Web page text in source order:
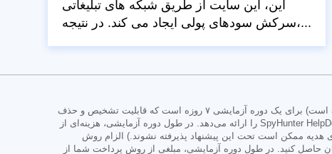
این، این سایت از طریق شبکه های تبلیغاتی
سرکش سودهای پولی ایجاد می کند. در نتیجه،...
نسخه آزمایشی SpyHunter برای SpyHunter Pro یا SpyHunter برای مک است و شامل چندین دستگاه (همانطور که در صفحه تبلیغات/خرید ذکر شده است) برای یک دوره آزمایشی ۷ روزه است که قابلیت تشخیص و حذف
جامع بدافزار، محافظ‌های با کارایی بالا برای محافظت فعال از سیستم شما در برابر تهدیدات بدافزار و دسترسی به تیم پشتیبانی فنی ما از طریق SpyHunter HelpDesk را ارائه می‌دهد. در طول دوره آزمایشی، هزینه‌ای از
هدیه ممکن است تحت این پیشنهاد پذیرفته نشوند.) الزام روش
حاصل کنید. در طول دوره آزمایشی، مبلغی از روش پرداخت شما از